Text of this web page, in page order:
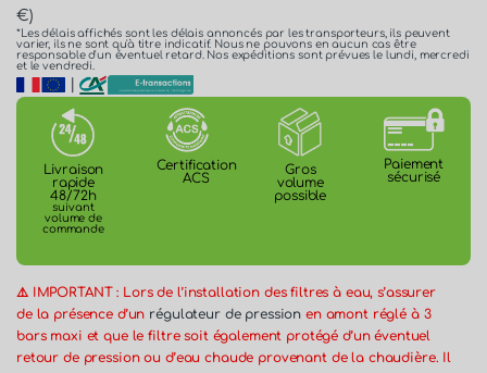
€)
*Les délais affichés sont les délais annoncés par les transporteurs, ils peuvent
varier, ils ne sont qu'à titre indicatif. Nous ne pouvons en aucun cas être
responsable d'un éventuel retard. Nos expéditions sont prévues le lundi, mercredi
et le vendredi.
Livraison
rapide
48/72h
suivant
volume de
commande
Certification
ACS
Gros
volume
possible
Paiement
sécurisé
⚠️ IMPORTANT : Lors de l’installation des filtres à eau, s’assurer
de la présence d’un régulateur de pression en amont réglé à 3
bars maxi et que le filtre soit également protégé d’un éventuel
retour de pression ou d’eau chaude provenant de la chaudière. Il